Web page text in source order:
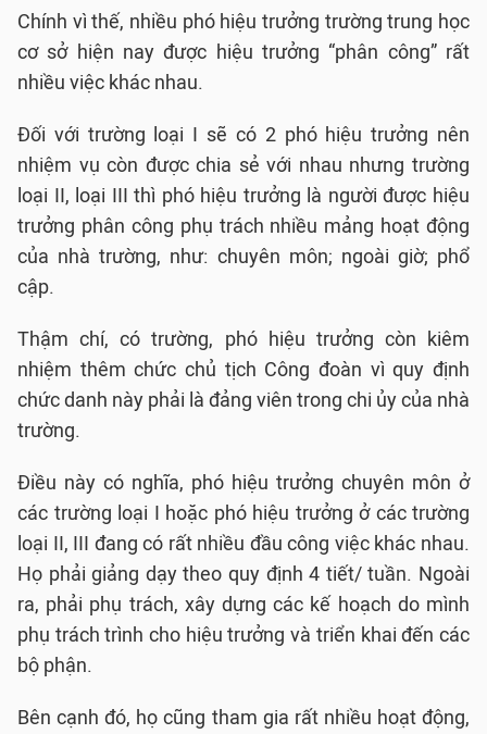
Chính vì thế, nhiều phó hiệu trưởng trường trung học
cơ sở hiện nay được hiệu trưởng “phân công” rất
nhiều việc khác nhau.
Đối với trường loại I sẽ có 2 phó hiệu trưởng nên
nhiệm vụ còn được chia sẻ với nhau nhưng trường
loại II, loại III thì phó hiệu trưởng là người được hiệu
trưởng phân công phụ trách nhiều mảng hoạt động
của nhà trường, như: chuyên môn; ngoài giờ; phổ
cập.
Thậm chí, có trường, phó hiệu trưởng còn kiêm
nhiệm thêm chức chủ tịch Công đoàn vì quy định
chức danh này phải là đảng viên trong chi ủy của nhà
trường.
Điều này có nghĩa, phó hiệu trưởng chuyên môn ở
các trường loại I hoặc phó hiệu trưởng ở các trường
loại II, III đang có rất nhiều đầu công việc khác nhau.
Họ phải giảng dạy theo quy định 4 tiết/ tuần. Ngoài
ra, phải phụ trách, xây dựng các kế hoạch do mình
phụ trách trình cho hiệu trưởng và triển khai đến các
bộ phận.
Bên cạnh đó, họ cũng tham gia rất nhiều hoạt động,